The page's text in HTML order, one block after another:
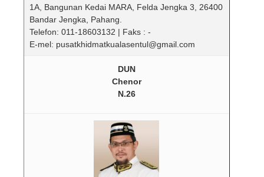
1A, Bangunan Kedai MARA, Felda Jengka 3, 26400
Bandar Jengka, Pahang.
Telefon: 011-18603132 | Faks : -
E-mel: pusatkhidmatkualasentul@gmail.com
DUN
Chenor
N.26